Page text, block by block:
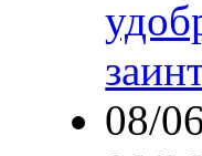
08/